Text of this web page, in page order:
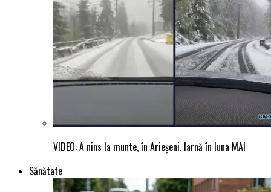
VIDEO: A nins la munte, în Arieșeni. Iarnă în luna MAI
Sănătate